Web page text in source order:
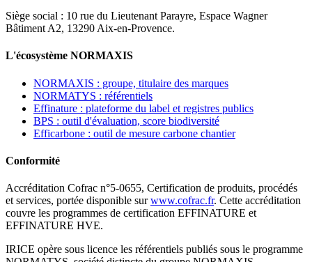
Siège social : 10 rue du Lieutenant Parayre, Espace Wagner
Bâtiment A2, 13290 Aix-en-Provence.
L'écosystème NORMAXIS
NORMAXIS : groupe, titulaire des marques
NORMATYS : référentiels
Effinature : plateforme du label et registres publics
BPS : outil d'évaluation, score biodiversité
Efficarbone : outil de mesure carbone chantier
Conformité
Accréditation Cofrac n°5-0655, Certification de produits, procédés
et services, portée disponible surwww.cofrac.fr. Cette accréditation
couvre les programmes de certification EFFINATURE et
EFFINATURE HVE.
IRICE opère sous licence les référentiels publiés sous le programme